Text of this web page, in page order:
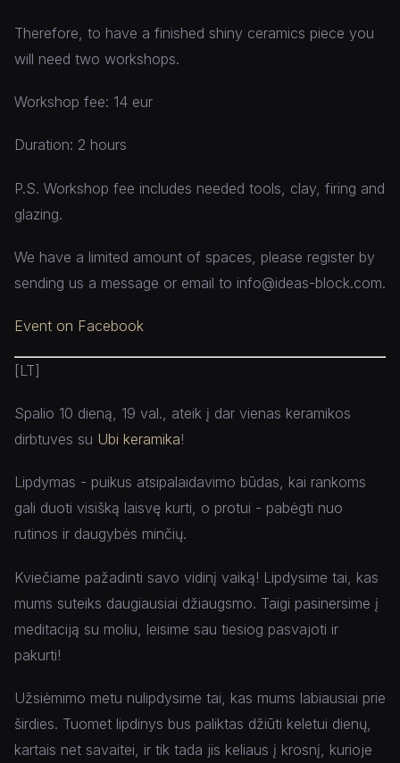
Therefore, to have a finished shiny ceramics piece you
will need two workshops.
Workshop fee: 14 eur
Duration: 2 hours
P.S. Workshop fee includes needed tools, clay, firing and
glazing.
We have a limited amount of spaces, please register by
sending us a message or email to info@ideas-block.com.
Event on Facebook
[LT]
Spalio 10 dieną, 19 val., ateik į dar vienas keramikos
dirbtuves su Ubi keramika!
Lipdymas - puikus atsipalaidavimo būdas, kai rankoms
gali duoti visišką laisvę kurti, o protui - pabėgti nuo
rutinos ir daugybės minčių.
Kviečiame pažadinti savo vidinį vaiką! Lipdysime tai, kas
mums suteiks daugiausiai džiaugsmo. Taigi pasinersime į
meditaciją su moliu, leisime sau tiesiog pasvajoti ir
pakurti!
Užsiėmimo metu nulipdysime tai, kas mums labiausiai prie
širdies. Tuomet lipdinys bus paliktas džiūti keletui dienų,
kartais net savaitei, ir tik tada jis keliaus į krosnį, kurioje